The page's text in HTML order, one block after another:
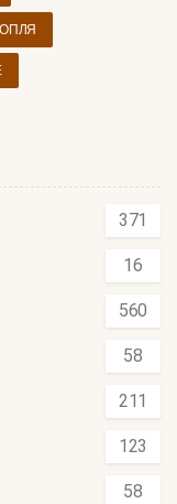
371
16
560
58
211
123
58